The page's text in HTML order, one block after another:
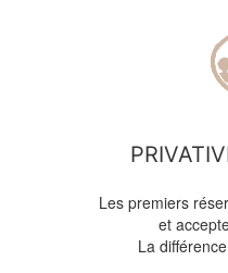
Les premiers
et
La